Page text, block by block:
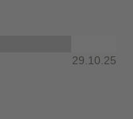
29.10.25